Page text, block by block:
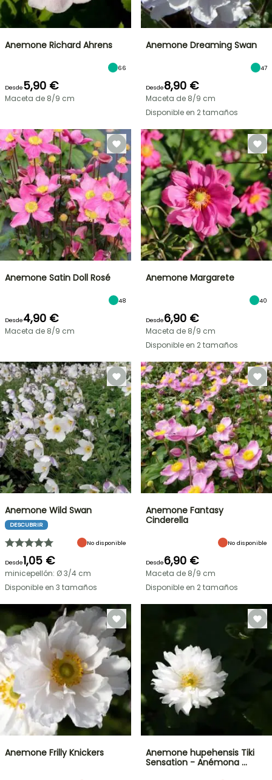
Anemone Richard Ahrens
66
Desde5,90 €
Maceta de 8/9 cm
Anemone Dreaming Swan
47
Desde8,90 €
Maceta de 8/9 cm
Disponible en 2 tamaños
Anemone Satin Doll Rosé
48
Desde4,90 €
Maceta de 8/9 cm
Anemone Margarete
40
Desde6,90 €
Maceta de 8/9 cm
Disponible en 2 tamaños
Anemone Wild Swan
DESCUBRIR
No disponible
Desde1,05 €
minicepellón: Ø 3/4 cm
Disponible en 3 tamaños
Anemone Fantasy
Cinderella
No disponible
Desde6,90 €
Maceta de 8/9 cm
Disponible en 2 tamaños
Anemone Frilly Knickers
Anemone hupehensis Tiki
Sensation - Anémona …